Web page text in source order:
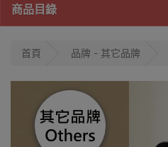
商品目錄
首頁 品牌 - 其它品牌